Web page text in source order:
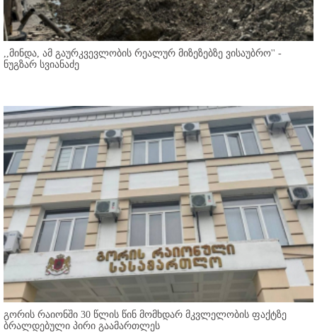
,,მინდა, ამ გაურკვევლობის რეალურ მიზეზებზე ვისაუბრო'' -
ნუგზარ სვიანაძე
გორის რაიონში 30 წლის წინ მომხდარ მკვლელობის ფაქტზე
ბრალდებული პირი გაამართლეს